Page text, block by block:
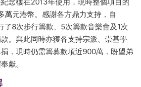
萬元港幣。感謝各方鼎力支持，自
了8次步行籌款、5次籌款音樂會及1次
。與此同時亦獲各支持宗派、崇基學
，現時仍需籌募款項近900萬，盼望弟
獻。